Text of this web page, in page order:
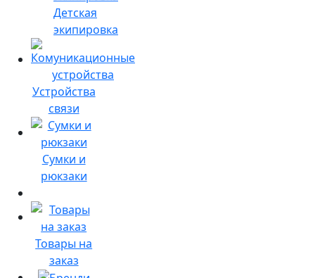
Детская
экипировка
Устройства
связи
Сумки и
рюкзаки
Товары на
заказ